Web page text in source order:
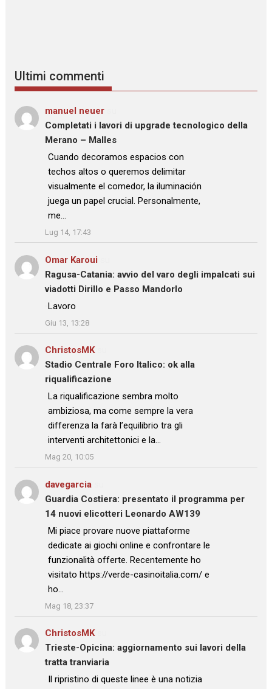
Ultimi commenti
manuel neuer
Completati i lavori di upgrade tecnologico della
Merano – Malles
: “
Cuando decoramos espacios con
techos altos o queremos delimitar
visualmente el comedor, la iluminación
juega un papel crucial. Personalmente,
me…
”
Lug 14, 17:43
Omar Karoui
Ragusa-Catania: avvio del varo degli impalcati sui
viadotti Dirillo e Passo Mandorlo
: “Lavoro
”
Giu 13, 13:28
ChristosMKsu
Stadio Centrale Foro Italico: ok alla
riqualificazione
: “La riqualificazione sembra molto
ambiziosa, ma come sempre la vera
differenza la farà l’equilibrio tra gli
interventi architettonici e la…
”
Mag 20, 10:05
davegarcia
Guardia Costiera: presentato il programma per
14 nuovi elicotteri Leonardo AW139
: “
Mi piace provare nuove piattaforme
dedicate ai giochi online e confrontare le
funzionalità offerte. Recentemente ho
visitato https://verde-casinoitalia.com/ e
ho…
”
Mag 18, 23:37
ChristosMKsu
Trieste-Opicina: aggiornamento sui lavori della
tratta tranviaria
: “
Il ripristino di queste linee è una notizia